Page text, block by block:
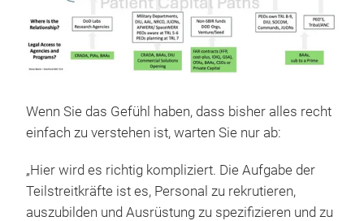
Wenn Sie das Gefühl haben, dass bisher alles recht
einfach zu verstehen ist, warten Sie nur ab:
„Hier wird es richtig kompliziert. Die Aufgabe der
Teilstreitkräfte ist es, Personal zu rekrutieren,
auszubilden und Ausrüstung zu spezifizieren und zu